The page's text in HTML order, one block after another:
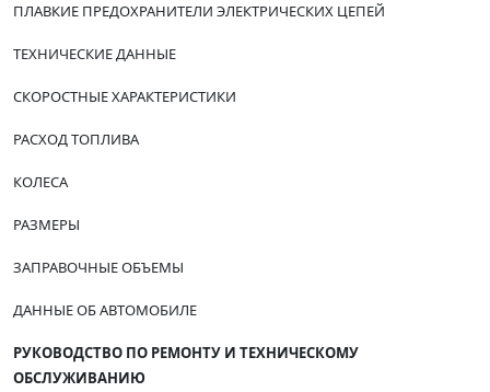
ПЛАВКИЕ ПРЕДОХРАНИТЕЛИ ЭЛЕКТРИЧЕСКИХ ЦЕПЕЙ
ТЕХНИЧЕСКИЕ ДАННЫЕ
СКОРОСТНЫЕ ХАРАКТЕРИСТИКИ
РАСХОД ТОПЛИВА
КОЛЕСА
РАЗМЕРЫ
ЗАПРАВОЧНЫЕ ОБЪЕМЫ
ДАННЫЕ ОБ АВТОМОБИЛЕ
РУКОВОДСТВО ПО РЕМОНТУ И ТЕХНИЧЕСКОМУ
ОБСЛУЖИВАНИЮ